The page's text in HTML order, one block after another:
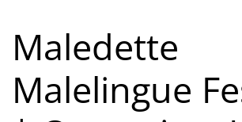
Maledette
Malelingue